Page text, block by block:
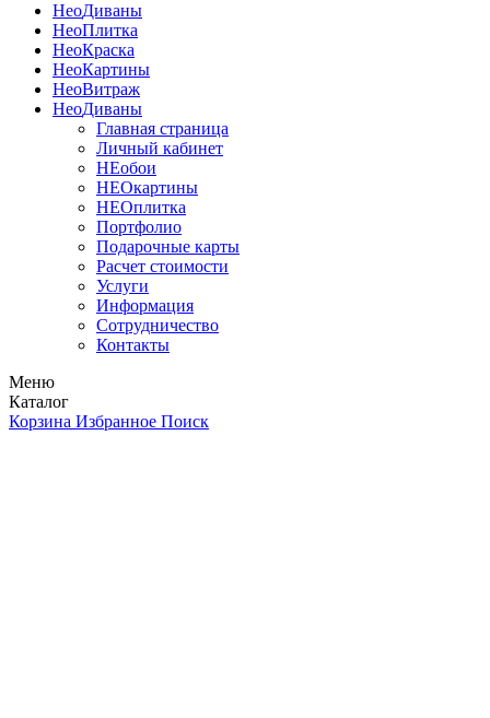
НеоДиваны
НеоПлитка
НеоКраска
НеоКартины
НеоВитраж
НеоДиваны
Главная страница
Личный кабинет
НЕобои
НЕОкартины
НЕОплитка
Портфолио
Подарочные карты
Расчет стоимости
Услуги
Информация
Сотрудничество
Контакты
Меню
Каталог
Корзина Избранное Поиск